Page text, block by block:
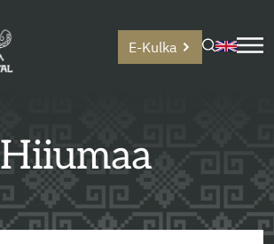
E-Kulka
Hiiumaa